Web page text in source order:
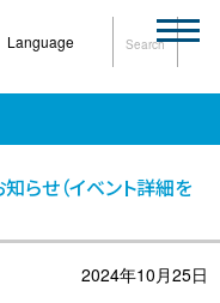
Language Search
らせ（イベント詳細を
2024年10月25日